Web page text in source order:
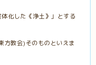
化した《浄土》」とする
方教会)そのものといえま